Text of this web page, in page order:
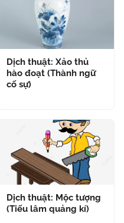
Dịch thuật: Xảo thủ
hào đoạt (Thành ngữ
cố sự)
Dịch thuật: Mộc tượng
(Tiếu lâm quảng kí)